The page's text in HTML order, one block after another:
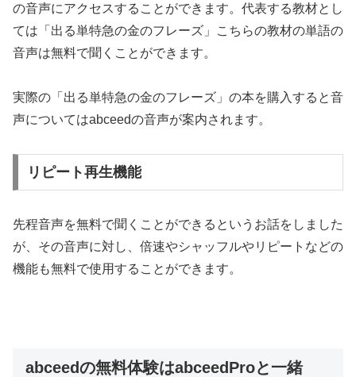
の音声にアクセスすることができます。代表する教材とし
ては「出る単特急の金のフレーズ」こちらの教材の単語の
音声は無料で聞くことができます。
実際の「出る単特急の金のフレーズ」の本を購入すると音
声についてはabceedの音声が案内されます。
リピート再生機能
先程音声を無料で聞くことができるというお話をしました
が、その音声に対し、倍速やシャッフルやリピートなどの
機能も無料で使用することができます。
abceedの無料体験はabceedProと一緒